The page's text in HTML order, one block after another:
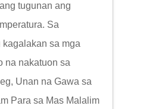
tugunan ang
Sa
sa mga
na nakatuon sa
Unan na Gawa sa
Para sa Mas Malalim